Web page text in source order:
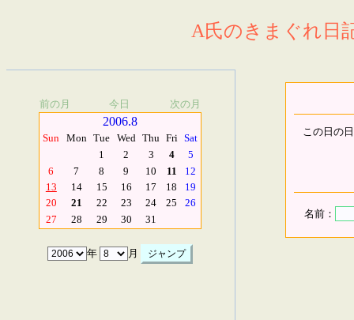
A氏のきまぐれ日
前の月 今日 次の月
2006.8
Sun Mon Tue Wed Thu Fri Sat
1
2 3 4
5
6
7 8 9 10 11
12
13
14 15 16 17 18
19
20
21 22 23 24 25
26
27
28 29 30 31
年 月
この日の
名前：